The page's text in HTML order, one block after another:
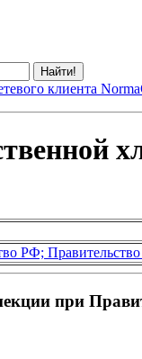
клиента
РФ;
при